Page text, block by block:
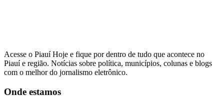
Acesse o Piauí Hoje e fique por dentro de tudo que acontece no
Piauí e região. Notícias sobre política, municípios, colunas e blogs
com o melhor do jornalismo eletrônico.
Onde estamos